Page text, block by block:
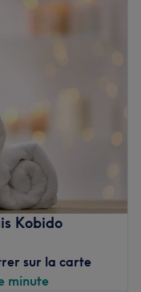
–20:00
massage situé
au cœur du
Charles
décoré de
est très agréable
et de bien-
de bonnes mains,
Kobido
sur la carte
minute